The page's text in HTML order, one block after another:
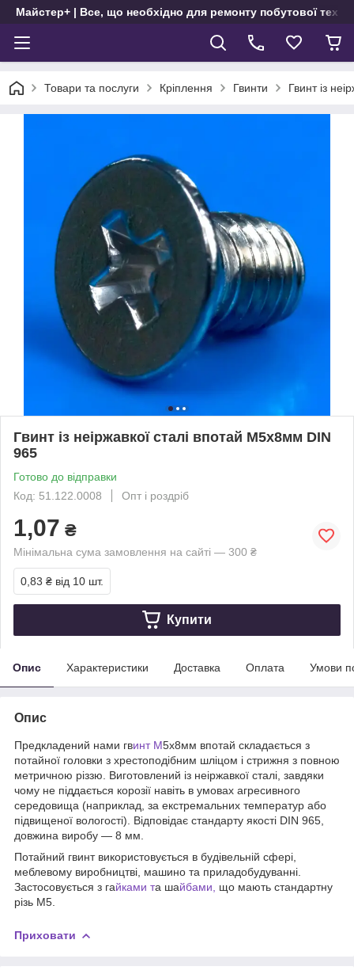
Майстер+ | Все, що необхідно для ремонту побутової
Товари та послуги Кріплення Гвинти Гвинт із
Гвинт із неіржавкої сталі впотай М5х8мм DIN
965
Готово до відправки
Код: 51.122.0008
Опт і роздріб
1,07 ₴
Мінімальна сума замовлення на сайті — 300 ₴
0,83 ₴ від 10 шт.
Купити
Опис Характеристики Доставка Оплата Умови
Опис
Предкладений нами гвинт М5х8мм впотай складається з
потайної головки з хрестоподібним шліцом і стрижня з повною
метричною різзю. Виготовлений із неіржавкої сталі, завдяки
чому не піддається корозії навіть в умовах агресивного
середовища (наприклад, за екстремальних температур або
підвищеної вологості). Відповідає стандарту якості DIN 965,
довжина виробу — 8 мм.
Потайний гвинт використовується в будівельній сфері,
меблевому виробництві, машино та приладобудуванні.
Застосовується з гайками та шайбами, що мають стандартну
різь М5.
Приховати